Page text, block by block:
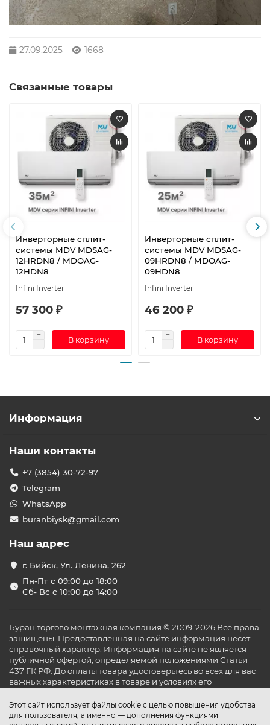
27.09.2025 1668
Связанные товары
Инверторные сплит-
системы MDV MDSAG-
12HRDN8 / MDOAG-
12HDN8
Infini Inverter
57 300 ₽
В корзину
Инверторные сплит-
системы MDV MDSAG-
09HRDN8 / MDOAG-
09HDN8
Infini Inverter
46 200 ₽
В корзину
Этот сайт использует файлы cookie с целью повышения удобства
для пользователя, а именно — дополнения функциями
Информация
Наши контакты
+7 (3854) 30-72-97
Telegram
WhatsApp
buranbiysk@gmail.com
Наш адрес
г. Бийск, Ул. Ленина, 262
Пн-Пт с 09:00 до 18:00
Сб- Вс с 10:00 до 14:00
Буран торгово монтажная компания © 2009-2026 Все права
защищены. Предоставленная на сайте информация несёт
справочный характер. Информация на сайте не является
публичной офертой, определяемой положениями Статьи
437 ГК РФ. До оплаты товара удостоверьтесь во всех для вас
важных характеристиках в товаре и условиях его